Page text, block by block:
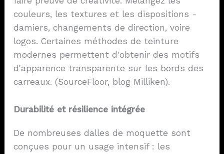
couleurs, les textures et les dispositions -
damiers, changements de direction, voire
logos. Certaines méthodes de teinture
modernes permettent d'obtenir des motifs
d'apparence transparente sur les bords des
carreaux. (SourceFloor, blog Milliken).
Durabilité et résilience intégrée
De nombreuses dalles de moquette sont
conçues pour un usage intensif : les